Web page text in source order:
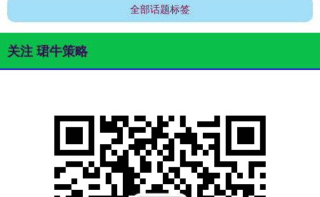
全部话题标签
关注 珺牛策略